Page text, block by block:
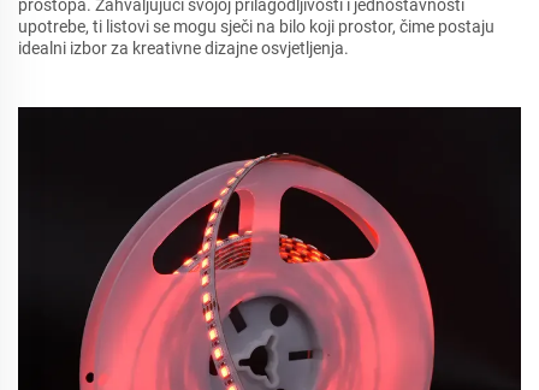
prostора. Zahvaljujući svojoj prilagodljivosti i jednostavnosti
upotrebe, ti listovi se mogu sječi na bilo koji prostor, čime postaju
idealni izbor za kreativne dizajne osvjetljenja.